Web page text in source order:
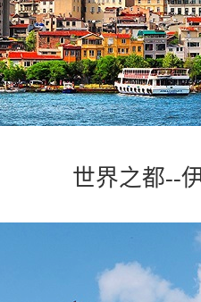
世界之都--